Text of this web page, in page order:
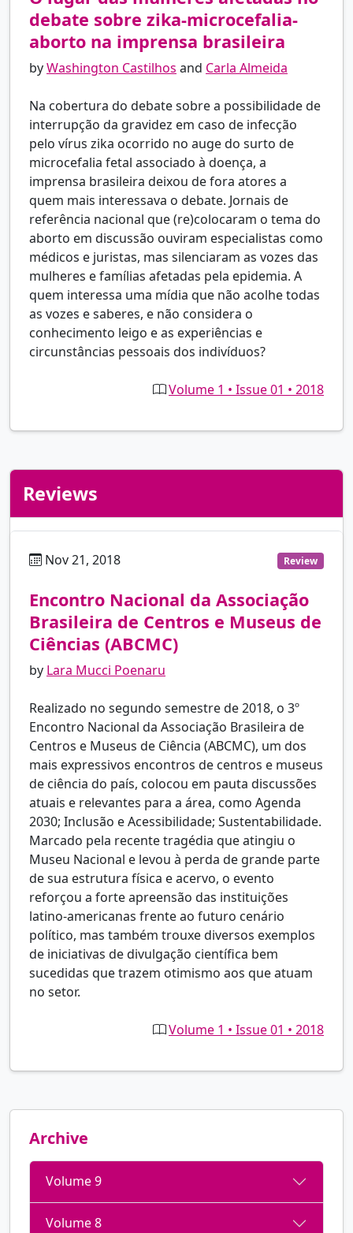
debate sobre zika-microcefalia-
aborto na imprensa brasileira
byWashington Castilhos and Carla Almeida
Na cobertura do debate sobre a possibilidade de
interrupção da gravidez em caso de infecção
pelo vírus zika ocorrido no auge do surto de
microcefalia fetal associado à doença, a
imprensa brasileira deixou de fora atores a
quem mais interessava o debate. Jornais de
referência nacional que (re)colocaram o tema do
aborto em discussão ouviram especialistas como
médicos e juristas, mas silenciaram as vozes das
mulheres e famílias afetadas pela epidemia. A
quem interessa uma mídia que não acolhe todas
as vozes e saberes, e não considera o
conhecimento leigo e as experiências e
circunstâncias pessoais dos indivíduos?
Volume 1 • Issue 01 • 2018
Reviews
Nov 21, 2018 Review
Encontro Nacional da Associação
Brasileira de Centros e Museus de
Ciências (ABCMC)
by Lara Mucci Poenaru
Realizado no segundo semestre de 2018, o 3º
Encontro Nacional da Associação Brasileira de
Centros e Museus de Ciência (ABCMC), um dos
mais expressivos encontros de centros e museus
de ciência do país, colocou em pauta discussões
atuais e relevantes para a área, como Agenda
2030; Inclusão e Acessibilidade; Sustentabilidade.
Marcado pela recente tragédia que atingiu o
Museu Nacional e levou à perda de grande parte
de sua estrutura física e acervo, o evento
reforçou a forte apreensão das instituições
latino-americanas frente ao futuro cenário
político, mas também trouxe diversos exemplos
de iniciativas de divulgação científica bem
sucedidas que trazem otimismo aos que atuam
no setor.
Volume 1 • Issue 01 • 2018
Archive
Volume 9
Volume 8